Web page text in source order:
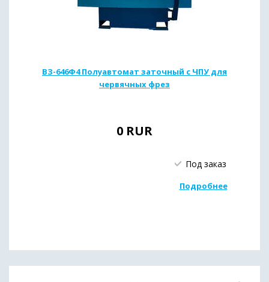
ВЗ-646Ф4 Полуавтомат заточный с ЧПУ для
червячных фрез
0 RUR
Под заказ
Подробнее